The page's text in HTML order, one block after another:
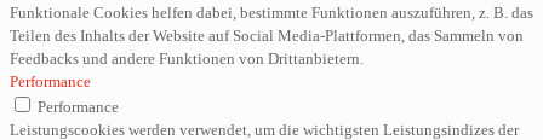
Funktionale Cookies helfen dabei, bestimmte Funktionen auszuführen, z. B. das
Teilen des Inhalts der Website auf Social Media-Plattformen, das Sammeln von
Feedbacks und andere Funktionen von Drittanbietern.
Performance
Performance
Leistungscookies werden verwendet, um die wichtigsten Leistungsindizes der